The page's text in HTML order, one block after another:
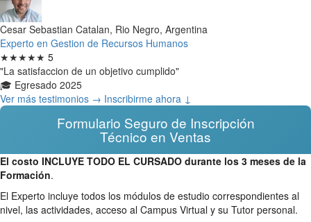
Cesar Sebastian Catalan, Rio Negro, Argentina
Experto en Gestion de Recursos Humanos
★★★★★ 5
"La satisfaccion de un objetivo cumplido"
🎓 Egresado 2025
Ver más testimonios → Inscribirme ahora ↓
Formulario Seguro de Inscripción
Técnico en Ventas
El costo INCLUYE TODO EL CURSADO durante los 3 meses de la
Formación.
El Experto incluye todos los módulos de estudio correspondientes al
nivel, las actividades, acceso al Campus Virtual y su Tutor personal.